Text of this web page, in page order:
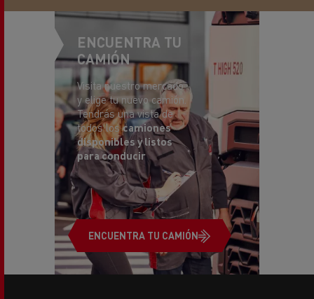
ENCUENTRA TU
CAMIÓN
Visita nuestro mercado
y elige tu nuevo camión.
Tendrás una vista de
todos loscamiones
disponibles ylistos
para conducir
ENCUENTRA TU CAMIÓN